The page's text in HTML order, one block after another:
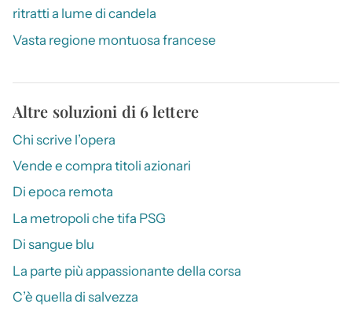
ritratti a lume di candela
Vasta regione montuosa francese
Altre soluzioni di 6 lettere
Chi scrive l’opera
Vende e compra titoli azionari
Di epoca remota
La metropoli che tifa PSG
Di sangue blu
La parte più appassionante della corsa
C’è quella di salvezza